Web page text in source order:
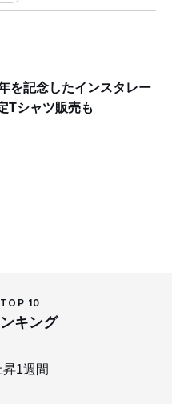
を記念したインスタレー
シャツ販売も
10
キング
昇1週間